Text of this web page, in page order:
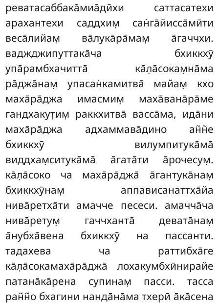
реватасаббака̄миа̄дӣхи саттасатехи
арахантехи саддхим̣ сан̇га̄йисса̄мӣти
веса̄лийам̣ ва̄лука̄ра̄мам̣ а̄гаччхи.
ваджджипуттака̄ча бхиккхӯ
упа̄рамбхачитта̄ ка̄л̣а̄сокам̣на̄ма
ра̄джа̄нам̣ упасан̇камитва̄ майам̣ кхо
маха̄ра̄джа имасмим̣ маха̄вана̄ра̄ме
гандхакут̣им̣ раккхитва̄ васса̄ма, ида̄ни
маха̄ра̄джа адхаммава̄дино ан̃н̃е
бхиккхӯ вилумпитука̄ма̄
виддхам̣ситука̄ма̄ а̄гата̄ти а̄рочесум̣.
ка̄л̣а̄соко ча маха̄ра̄джа̄ а̄гантука̄нам̣
бхиккхӯнам̣ аппависанаттха̄йа
нива̄ретха̄ти амачче песеси. амачча̄ча
нива̄ретум̣ гаччханта̄ девата̄нам̣
а̄нубха̄вена бхиккхӯ на пассанти.
тадахева ча раттибха̄ге
ка̄л̣а̄сокамаха̄ра̄джа̄ лохакумбхӣнирайе
патана̄ка̄рена супинам̣ пасси. тасса
ран̃н̃о бхагини нанда̄на̄ма тхерӣ а̄ка̄сена